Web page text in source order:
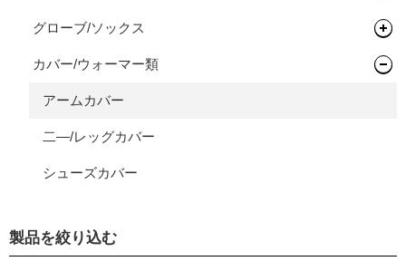
グローブ/ソックス
グローブ
ソックス
カバー/ウォーマー類
アームカバー
二―/レッグカバー
シューズカバー
製品を絞り込む